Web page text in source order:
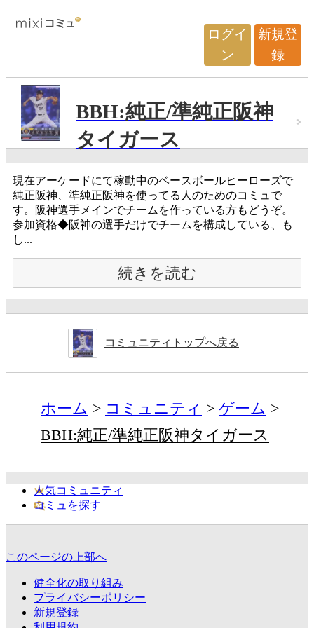
ログイ
ン
新規登
録
BBH:純正/準純正阪神
タイガース
現在アーケードにて稼動中のベースボールヒーローズで
純正阪神、準純正阪神を使ってる人のためのコミュで
す。阪神選手メインでチームを作っている方もどうぞ。
参加資格◆阪神の選手だけでチームを構成している、も
し...
続きを読む
コミュニティトップへ戻る
ホーム コミュニティ
ゲーム
BBH:純正/準純正阪神タイガース
人気コミュニティ
コミュを探す
このページの上部へ
健全化の取り組み
プライバシーポリシー
新規登録